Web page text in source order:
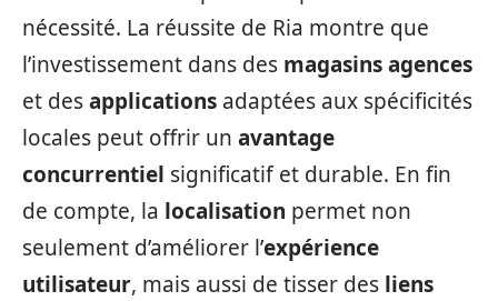
nécessité. La réussite de Ria montre que
l’investissement dans des magasins agences
et desapplications adaptées aux spécificités
locales peut offrir un avantage
concurrentiel significatif et durable. En fin
de compte, la localisation permet non
seulement d’améliorer l’expérience
utilisateur, mais aussi de tisser des liens